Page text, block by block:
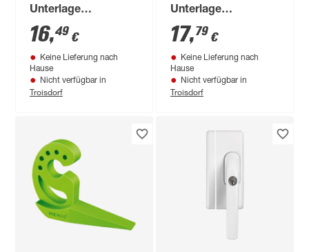
Unterlage
Zinkdruckguss
nickelfarben
16,49 €
Keine Lieferung nach
Hause
Nicht verfügbar in
Troisdorf
Unterlage
Zinkdruckguss weiß
17,79 €
Keine Lieferung nach
Hause
Nicht verfügbar in
Troisdorf